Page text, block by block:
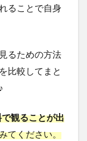
ることで自身
るための方法
比較してまと
観ることが出
てください。